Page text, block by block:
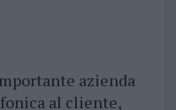
azienda
al cliente,